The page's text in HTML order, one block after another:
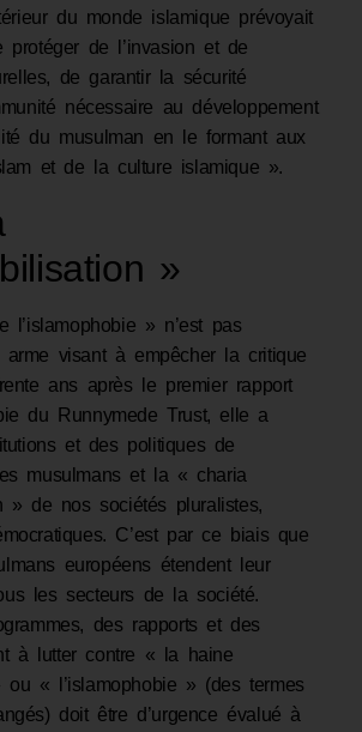
du monde islamique prévoyait
de l’invasion et de
de garantir la sécurité
nécessaire au développement
du musulman en le formant aux
et de la culture islamique ».
»
l’islamophobie » n’est pas
arme visant à empêcher la critique
ans après le premier rapport
du Runnymede Trust, elle a
et des politiques de
musulmans et la « charia
» de nos sociétés pluralistes,
C’est par ce biais que
européens étendent leur
les secteurs de la société.
des rapports et des
à lutter contre « la haine
ou « l’islamophobie » (des termes
doit être d’urgence évalué à